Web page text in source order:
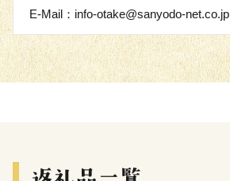
E-Mail：info-otake@sanyodo-net.co.jp